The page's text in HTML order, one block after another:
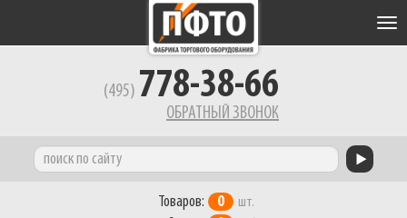
(495) 778-38-66
ОБРАТНЫЙ ЗВОНОК
Товаров: 0 шт.